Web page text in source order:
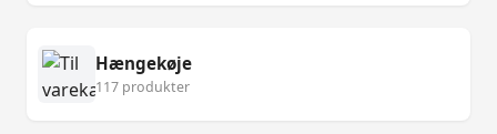
Hængekøje
117 produkter